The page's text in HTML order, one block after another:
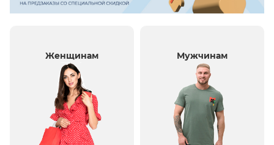
Женщинам Мужчинам